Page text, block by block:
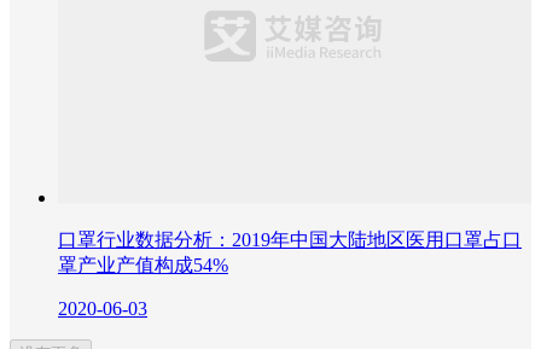
口罩行业数据分析：2019年中国大陆地区医用口罩占口
罩产业产值构成54%
2020-06-03